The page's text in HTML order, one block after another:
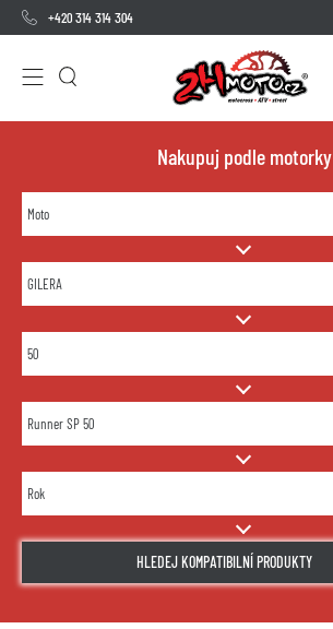
+420 314 314 304
Nakupuj podle motorky
HLEDEJ KOMPATIBILNÍ PRODUKTY